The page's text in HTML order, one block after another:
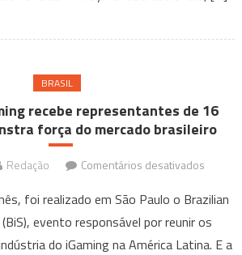
BRASIL
recebe representantes de 16
força do mercado brasileiro
Redação Comentários desativados
de
iGaming
recebe
foi realizado em São Paulo o Brazilian
evento responsável por reunir os
do iGaming na América Latina. E a